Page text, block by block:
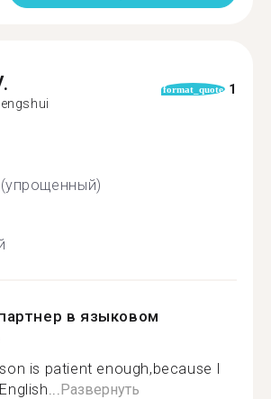
format_quote 1
в языковом
is patient enough,because I
Развернуть